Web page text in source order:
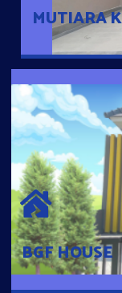
MUTIARA
BGF HOUSE
BGF
Hunian Mewah
Parkir Mobil